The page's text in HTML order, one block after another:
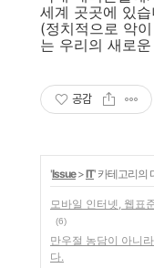
세계 곳곳에 있
(정치적으로 악
는 우리의 새로
공감
'Issue>IT' 카테고리의
모바일 인터넷, 웹표
(6)
만우절 농담이 아니
다.